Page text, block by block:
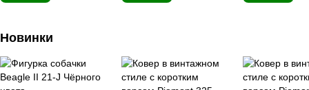
Новинки